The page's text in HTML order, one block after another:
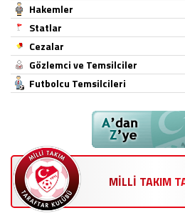
Hakemler
Statlar
Cezalar
Gözlemci ve Temsilciler
Futbolcu Temsilcileri
MİLLİ TAKIM